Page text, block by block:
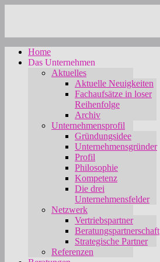
Home
Das Unternehmen
Aktuelles
Aktuelle Neuigkeiten
Fachaufsätze in loser
Reihenfolge
Archiv
Unternehmensprofil
Gründungsidee
Unternehmensgründer
Profil
Philosophie
Kompetenz
Die drei
Unternehmensfelder
Netzwerk
Vertriebspartner
Beratungspartnerschaft
Strategische Partner
Referenzen